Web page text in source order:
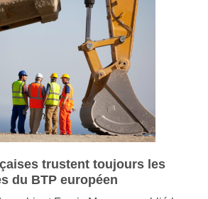
trustent toujours les
du BTP européen